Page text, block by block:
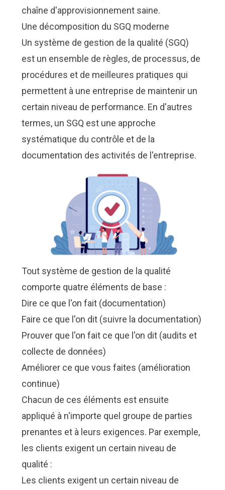
chaîne d'approvisionnement saine.
Une décomposition du SGQ moderne
Un système de gestion de la qualité (SGQ)
est un ensemble de règles, de processus, de
procédures et de meilleures pratiques qui
permettent à une entreprise de maintenir un
certain niveau de performance. En d'autres
termes, un SGQ est une approche
systématique du contrôle et de la
documentation des activités de l'entreprise.
Tout système de gestion de la qualité
comporte quatre éléments de base :
Dire ce que l'on fait (documentation)
Faire ce que l'on dit (suivre la documentation)
Prouver que l'on fait ce que l'on dit (audits et
collecte de données)
Améliorer ce que vous faites (amélioration
continue)
Chacun de ces éléments est ensuite
appliqué à n'importe quel groupe de parties
prenantes et à leurs exigences. Par exemple,
les clients exigent un certain niveau de
qualité :
Les clients exigent un certain niveau de